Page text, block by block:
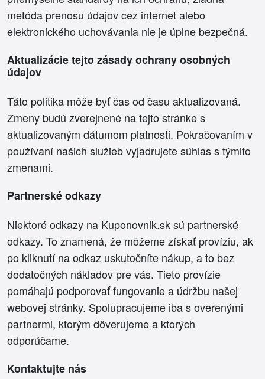
metóda prenosu údajov cez internet alebo
elektronického uchovávania nie je úplne bezpečná.
Aktualizácie tejto zásady ochrany osobných
údajov
Táto politika môže byť čas od času aktualizovaná.
Zmeny budú zverejnené na tejto stránke s
aktualizovaným dátumom platnosti. Pokračovaním v
používaní našich služieb vyjadrujete súhlas s týmito
zmenami.
Partnerské odkazy
Niektoré odkazy na Kuponovnik.sk sú partnerské
odkazy. To znamená, že môžeme získať províziu, ak
po kliknutí na odkaz uskutočníte nákup, a to bez
dodatočných nákladov pre vás. Tieto provízie
pomáhajú podporovať fungovanie a údržbu našej
webovej stránky. Spolupracujeme iba s overenými
partnermi, ktorým dôverujeme a ktorých
odporúčame.
Kontaktujte nás